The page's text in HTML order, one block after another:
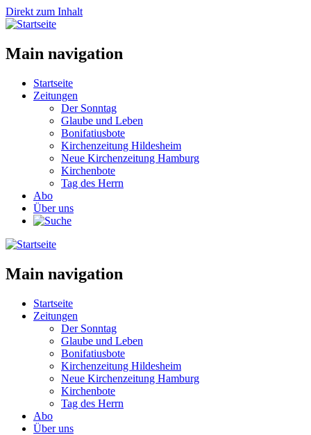
Direkt zum Inhalt
Main navigation
Startseite
Zeitungen
Der Sonntag
Glaube und Leben
Bonifatiusbote
Kirchenzeitung Hildesheim
Neue Kirchenzeitung Hamburg
Kirchenbote
Tag des Herrn
Abo
Über uns
Main navigation
Startseite
Zeitungen
Der Sonntag
Glaube und Leben
Bonifatiusbote
Kirchenzeitung Hildesheim
Neue Kirchenzeitung Hamburg
Kirchenbote
Tag des Herrn
Abo
Über uns